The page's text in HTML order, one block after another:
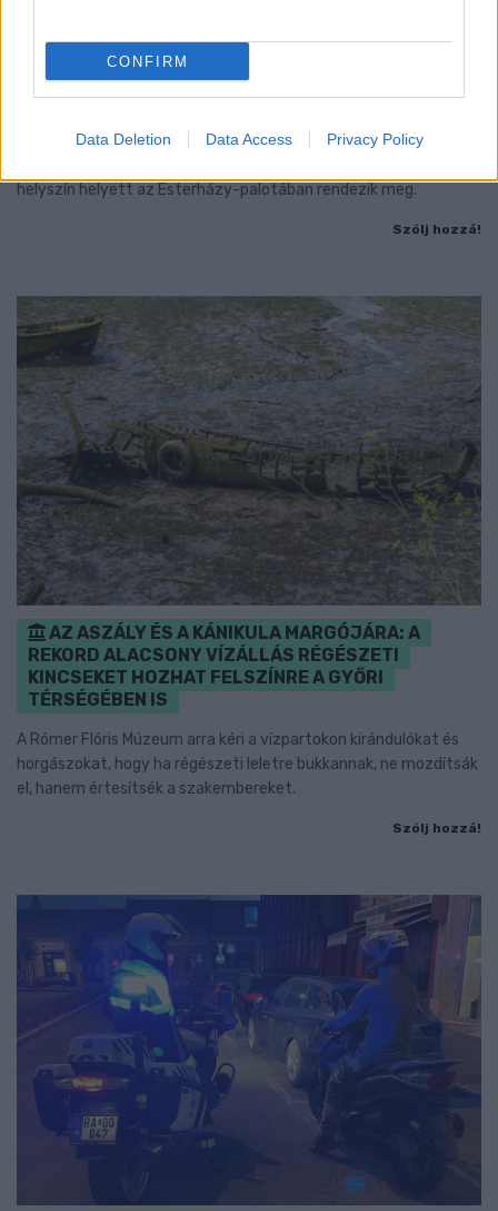
CONFIRM
Data Deletion Data Access Privacy Policy
HELYSZÍNT VÁLTOZTAT A GYŐRI NEMZETKÖZI
helyszín helyett az Esterházy-palotában rendezik meg.
Szólj hozzá!
AZ ASZÁLY ÉS A KÁNIKULA MARGÓJÁRA: A
REKORD ALACSONY VÍZÁLLÁS RÉGÉSZETI
KINCSEKET HOZHAT FELSZÍNRE A GYŐRI
TÉRSÉGÉBEN IS
A Rómer Flóris Múzeum arra kéri a vízpartokon kirándulókat és
horgászokat, hogy ha régészeti leletre bukkannak, ne mozdítsák
el, hanem értesítsék a szakembereket.
Szólj hozzá!